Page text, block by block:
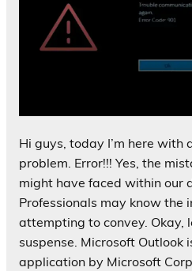
Hi guys, today I’m here
problem. Error!!! Yes, the
might have faced within our
Professionals may know the
attempting to convey. Okay,
suspense. Microsoft Outlook
application by Microsoft